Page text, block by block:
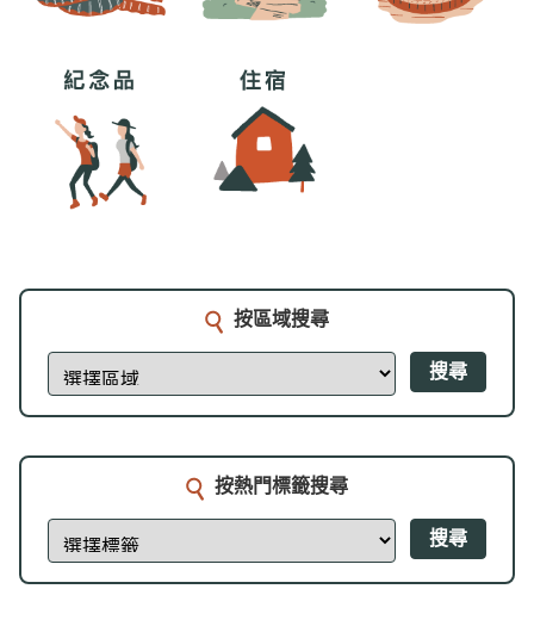
按區域搜尋
搜尋
按熱門標籤搜尋
搜尋